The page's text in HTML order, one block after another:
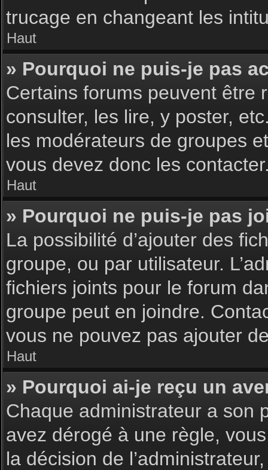
trucage en changeant les
Haut
» Pourquoi ne puis-je pas
Certains forums peuvent être
consulter, les lire, y poster,
les modérateurs de groupes
vous devez donc les
Haut
» Pourquoi ne puis-je pas
La possibilité d’ajouter des
groupe, ou par utilisateur.
fichiers joints pour le forum
groupe peut en joindre.
vous ne pouvez pas ajouter
Haut
» Pourquoi ai-je reçu un
Chaque administrateur a son
avez dérogé à une règle,
la décision de